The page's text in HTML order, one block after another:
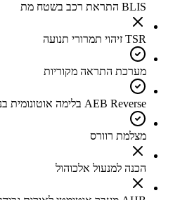
BLIS התראת רכב בשטח מת
TSR זיהוי תמרורי תנועה
מערכת התראה מקוריות
AEB Reverse בלימה אוטונומית בנסיעה לאחור
מצלמת רוורס
הכנה למנעול אלכוהול